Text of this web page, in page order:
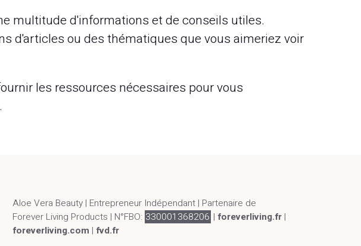
multitude d'informations et de conseils utiles.
d'articles ou des thématiques que vous aimeriez voir
les ressources nécessaires pour vous
Aloe Vera Beauty | Entrepreneur Indépendant | Partenaire de
Forever Living Products | N°FBO: 330001368206 | foreverliving.fr|
foreverliving.com | fvd.fr